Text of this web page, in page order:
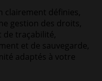
clairement définies,
gestion des droits,
de traçabilité,
et de sauvegarde,
adaptés à votre